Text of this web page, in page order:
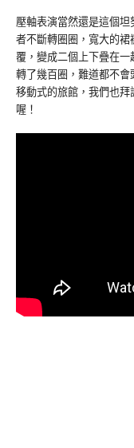
壓軸表演當然還是這個
者不斷轉圈圈，寬大的
覆，變成二個上下疊在
轉了幾百圈，難道都不
移動式的旅館，我們也
喔！